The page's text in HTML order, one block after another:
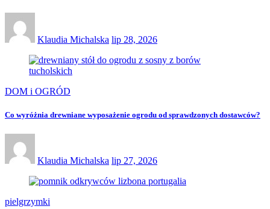
Klaudia Michalska lip 28, 2026
DOM i OGRÓD
Co wyróżnia drewniane wyposażenie ogrodu od sprawdzonych dostawców?
Klaudia Michalska lip 27, 2026
pielgrzymki